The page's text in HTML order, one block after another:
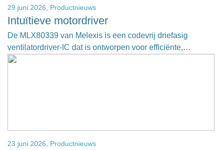
29 juni 2026, Productnieuws
Intuïtieve motordriver
De MLX80339 van Melexis is een codevrij driefasig
ventilatordriver-IC dat is ontworpen voor efficiënte,…
23 juni 2026, Productnieuws